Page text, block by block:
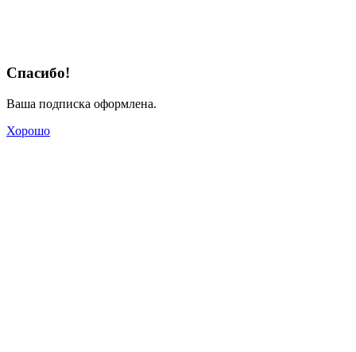
Спасибо!
Ваша подписка оформлена.
Хорошо